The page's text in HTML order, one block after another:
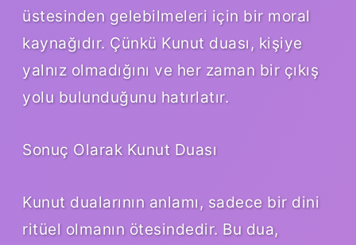
üstesinden gelebilmeleri için bir moral
kaynağıdır. Çünkü Kunut duası, kişiye
yalnız olmadığını ve her zaman bir çıkış
yolu bulunduğunu hatırlatır.
Sonuç Olarak Kunut Duası
Kunut dualarının anlamı, sadece bir dini
ritüel olmanın ötesindedir. Bu dua,